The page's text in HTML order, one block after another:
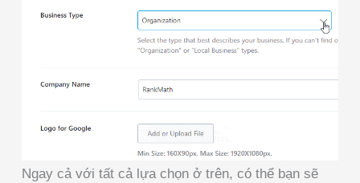
Ngay cả với tất cả lựa chọn ở trên, có thể bạn sẽ